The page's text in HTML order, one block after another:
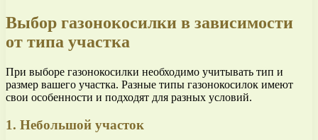
Выбор газонокосилки в зависимости
от типа участка
При выборе газонокосилки необходимо учитывать тип и
размер вашего участка. Разные типы газонокосилок имеют
свои особенности и подходят для разных условий.
1. Небольшой участок